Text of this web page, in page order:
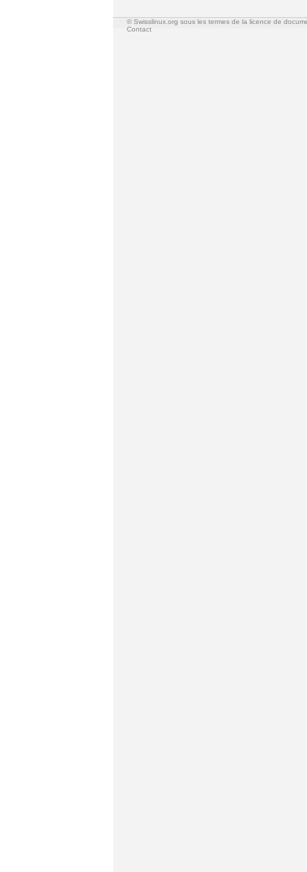
© Swisslinux.org sous les termes de la licence de
Contact